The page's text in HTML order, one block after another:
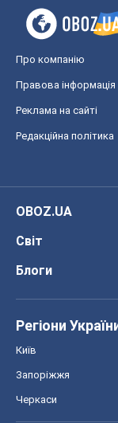
Про компанію
Правова інформація
Реклама на сайті
Редакційна політика
OBOZ.UA
Світ
Блоги
Регіони
Київ
Запоріжжя
Черкаси